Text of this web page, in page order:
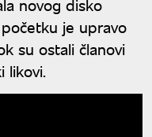
novog disko
je upravo
su ostali članovi
likovi.